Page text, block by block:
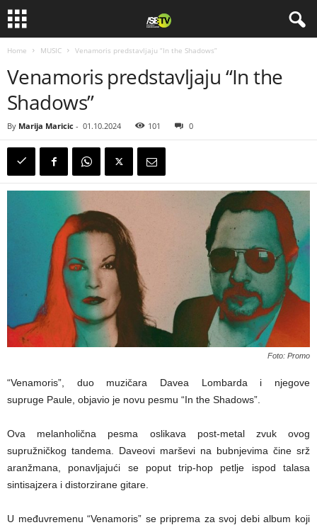
Home MUSIC Venamoris predstavljaju “In the Shadows”
Venamoris predstavljaju “In the
Shadows”
By Marija Maricic - 01.10.2024 101 0
Foto: Promo
“Venamoris”, duo muzičara Davea Lombarda i njegove
supruge Paule, objavio je novu pesmu “In the Shadows”.
Ova melanholična pesma oslikava post-metal zvuk ovog
supružničkog tandema. Daveovi marševi na bubnjevima čine srž
aranžmana, ponavljajući se poput trip-hop petlje ispod talasa
sintisajzera i distorzirane gitare.
U međuvremenu “Venamoris” se priprema za svoj debi album koji